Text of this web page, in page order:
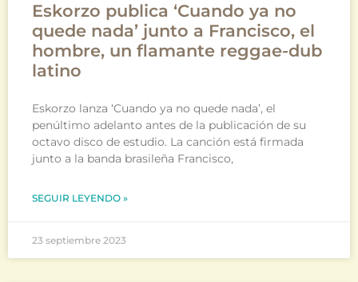
Eskorzo publica ‘Cuando ya no
quede nada’ junto a Francisco, el
hombre, un flamante reggae-dub
latino
Eskorzo lanza ‘Cuando ya no quede nada’, el
penúltimo adelanto antes de la publicación de su
octavo disco de estudio. La canción está firmada
junto a la banda brasileña Francisco,
SEGUIR LEYENDO »
23 septiembre 2023